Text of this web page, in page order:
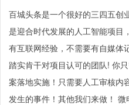
百城头条是一个很好的三四五创
是迎合时代发展的人工智能项目
有互联网经验，不需要有自媒体
踏实肯干对项目认可的团队! 你
案落地实施！只需要人工审核内
发生的事件！其他我们来做！ 微